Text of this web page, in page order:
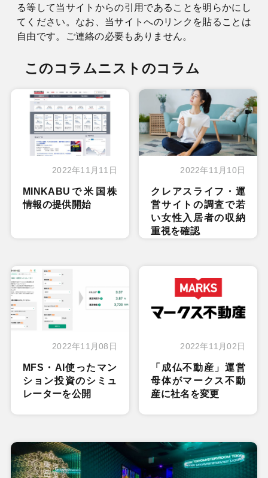
る等して当サイトからの引用であることを明らかにし
てください。なお、当サイトへのリンクを貼ることは
自由です。ご連絡の必要もありません。
このコラムニストのコラム
2022年11月11日
MINKABUで米国株
情報の提供開始
2022年11月10日
クレアスライフ・運
営サイトの調査で若
い女性入居者の収納
重視を確認
2022年11月08日
MFS・AI使ったマン
ション投資のシミュ
レーターを公開
2022年11月02日
「成仏不動産」運営
母体がマークス不動
産に社名を変更